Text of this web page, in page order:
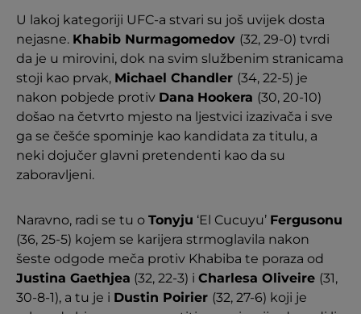
U lakoj kategoriji UFC-a stvari su još uvijek dosta
nejasne. Khabib Nurmagomedov (32, 29-0) tvrdi
da je u mirovini, dok na svim službenim stranicama
stoji kao prvak, Michael Chandler (34, 22-5) je
nakon pobjede protiv Dana Hookera (30, 20-10)
došao na četvrto mjesto na ljestvici izazivača i sve
ga se češće spominje kao kandidata za titulu, a
neki dojučer glavni pretendenti kao da su
zaboravljeni.
Naravno, radi se tu o Tonyju ‘El Cucuyu’ Fergusonu
(36, 25-5) kojem se karijera strmoglavila nakon
šeste odgode meča protiv Khabiba te poraza od
Justina Gaethjea (32, 22-3) i Charlesa Oliveire (31,
30-8-1), a tu je i Dustin Poirier (32, 27-6) koji je